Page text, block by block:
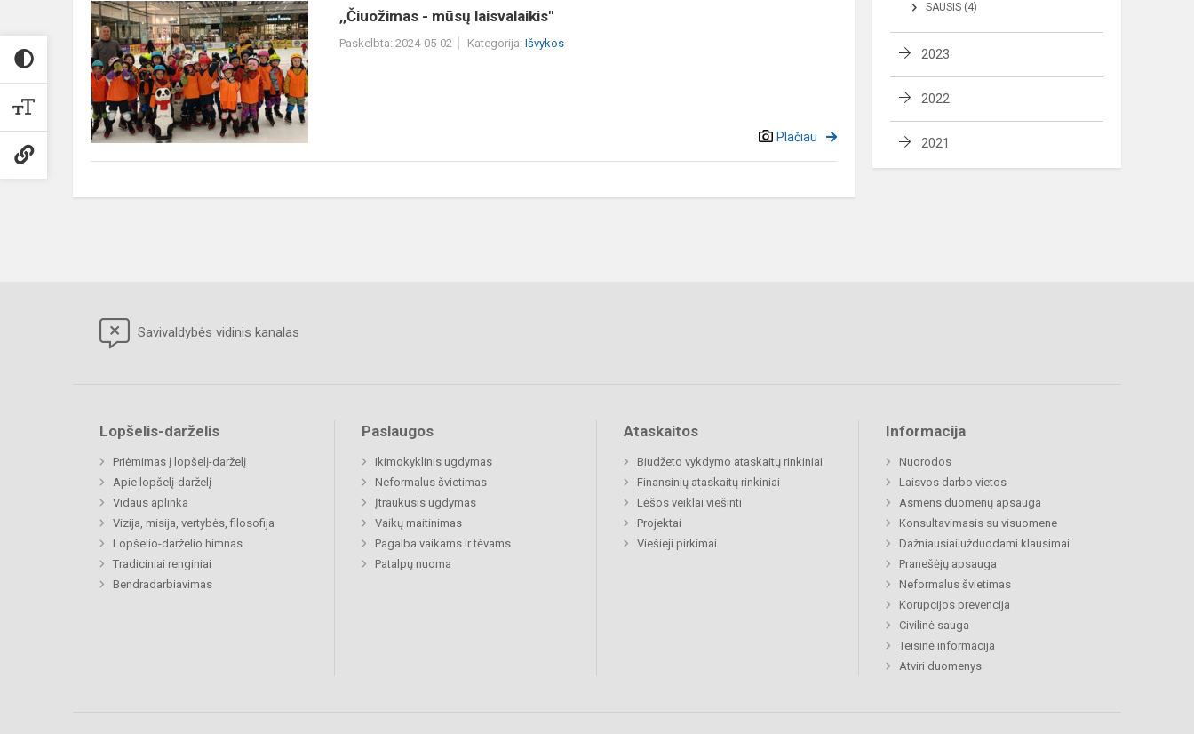
,,Čiuožimas
-
mūsų
laisvalaikis"
,,Čiuožimas - mūsų laisvalaikis"
Paskelbta: 2024-05-02 Kategorija: Išvykos
Plačiau
SAUSIS (4)
2023
2022
2021
Savivaldybės vidinis kanalas
Lopšelis-darželis
Priėmimas į lopšelį-darželį
Apie lopšelį-darželį
Vidaus aplinka
Vizija, misija, vertybės, filosofija
Lopšelio-darželio himnas
Tradiciniai renginiai
Bendradarbiavimas
Paslaugos
Ikimokyklinis ugdymas
Neformalus švietimas
Įtraukusis ugdymas
Vaikų maitinimas
Pagalba vaikams ir tėvams
Patalpų nuoma
Ataskaitos
Biudžeto vykdymo ataskaitų rinkiniai
Finansinių ataskaitų rinkiniai
Lėšos veiklai viešinti
Projektai
Viešieji pirkimai
Informacija
Nuorodos
Laisvos darbo vietos
Asmens duomenų apsauga
Konsultavimasis su visuomene
Dažniausiai užduodami klausimai
Pranešėjų apsauga
Neformalus švietimas
Korupcijos prevencija
Civilinė sauga
Teisinė informacija
Atviri duomenys